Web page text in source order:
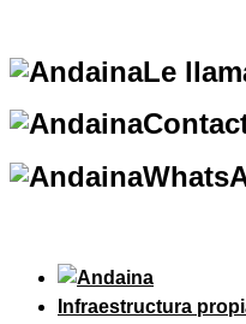
Le
Infraestructura